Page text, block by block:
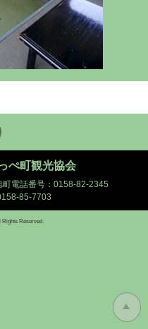
ぺ町観光協会
町電話番号：0158-82-2345
85-7703
Reserved.